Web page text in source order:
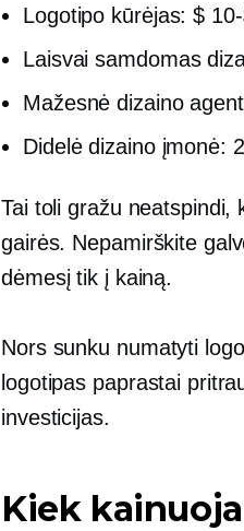
Logotipo kūrėjas:$
Laisvai samdomas
Mažesnė dizaino
Didelė dizaino įmonė:
Tai toli gražu neatspindi,
gairės. Nepamirškite
dėmesį tik į kainą.
Nors sunku numatyti
logotipas paprastai
investicijas.
Kiek